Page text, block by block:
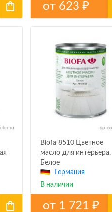
от 623 ₽
Biofa 8510 Цветное
масло для интерьера.
Белое
Германия
В наличии
от 1 721 ₽